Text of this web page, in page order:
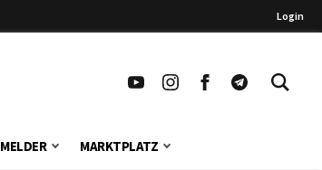
Login
MELDER MARKTPLATZ